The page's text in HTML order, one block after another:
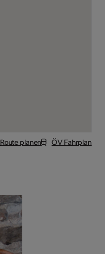
Route planen ÖV Fahrplan